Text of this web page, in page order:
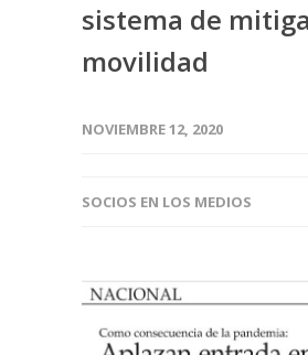
sistema de
movilidad
NOVIEMBRE 12, 2020
SOCIOS EN LOS MEDIOS